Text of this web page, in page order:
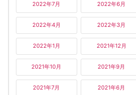
2022年7月 2022年6月
2022年4月 2022年3月
2022年1月 2021年12月
2021年10月 2021年9月
2021年7月 2021年6月